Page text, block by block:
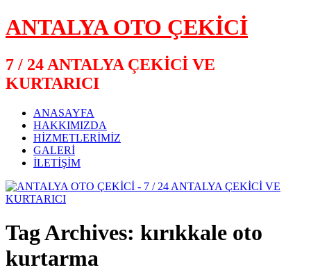
ANTALYA OTO ÇEKİCİ
7 / 24 ANTALYA ÇEKİCİ VE
KURTARICI
ANASAYFA
HAKKIMIZDA
HİZMETLERİMİZ
GALERİ
İLETİŞİM
Tag Archives: kırıkkale oto
kurtarma